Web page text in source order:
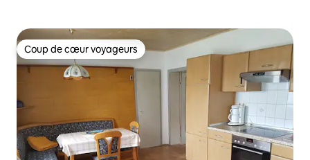
Coup de cœur voyageurs
Coup de cœur voyageurs